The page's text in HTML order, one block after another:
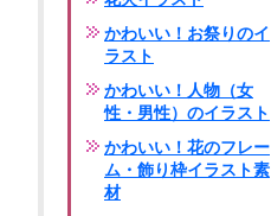
かわいい！お祭りのイ
ラスト
かわいい！人物（女
性・男性）のイラスト
かわいい！花のフレー
ム・飾り枠イラスト素
材